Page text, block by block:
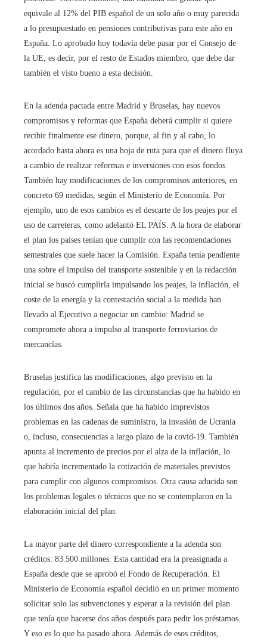
equivale al 12% del PIB español de un solo año o muy parecida
a lo presupuestado en pensiones contributivas para este año en
España. Lo aprobado hoy todavía debe pasar por el Consejo de
la UE, es decir, por el resto de Estados miembro, que debe dar
también el visto bueno a esta decisión.
En la adenda pactada entre Madrid y Bruselas, hay nuevos
compromisos y reformas que España deberá cumplir si quiere
recibir finalmente ese dinero, porque, al fin y al cabo, lo
acordado hasta ahora es una hoja de ruta para que el dinero fluya
a cambio de realizar reformas e inversiones con esos fondos.
También hay modificaciones de los compromisos anteriores, en
concreto 69 medidas, según el Ministerio de Economía. Por
ejemplo, uno de esos cambios es el descarte de los peajes por el
uso de carreteras, como adelantó EL PAÍS. A la hora de elaborar
el plan los países tenían que cumplir con las recomendaciones
semestrales que suele hacer la Comisión. España tenía pendiente
una sobre el impulso del transporte sostenible y en la redacción
inicial se buscó cumplirla impulsando los peajes, la inflación, el
coste de la energía y la contestación social a la medida han
llevado al Ejecutivo a negociar un cambio: Madrid se
compromete ahora a impulso al transporte ferroviarios de
mercancías.
Bruselas justifica las modificaciones, algo previsto en la
regulación, por el cambio de las circunstancias que ha habido en
los últimos dos años. Señala que ha habido imprevistos
problemas en las cadenas de suministro, la invasión de Ucrania
o, incluso, consecuencias a largo plazo de la covid-19. También
apunta al incremento de precios por el alza de la inflación, lo
que habría incrementado la cotización de materiales previstos
para cumplir con algunos compromisos. Otra causa aducida son
los problemas legales o técnicos que no se contemplaron en la
elaboración inicial del plan.
La mayor parte del dinero correspondiente a la adenda son
créditos: 83.500 millones. Esta cantidad era la preasignada a
España desde que se aprobó el Fondo de Recuperación. El
Ministerio de Economía español decidió en un primer momento
solicitar solo las subvenciones y esperar a la revisión del plan
que tenía que hacerse dos años después para pedir los préstamos.
Y eso es lo que ha pasado ahora. Además de esos créditos,